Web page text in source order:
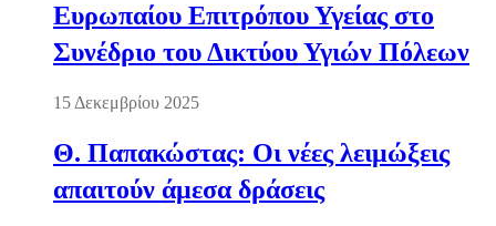
Ευρωπαίου Επιτρόπου Υγείας στο
Συνέδριο του Δικτύου Υγιών Πόλεων
15 Δεκεμβρίου 2025
Θ. Παπακώστας: Οι νέες λειμώξεις
απαιτούν άμεσα δράσεις